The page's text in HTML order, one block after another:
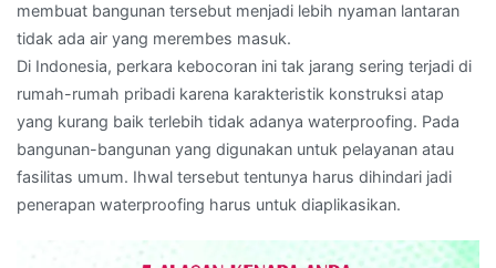
membuat bangunan tersebut menjadi lebih nyaman lantaran
tidak ada air yang merembes masuk.
Di Indonesia, perkara kebocoran ini tak jarang sering terjadi di
rumah-rumah pribadi karena karakteristik konstruksi atap
yang kurang baik terlebih tidak adanya waterproofing. Pada
bangunan-bangunan yang digunakan untuk pelayanan atau
fasilitas umum. Ihwal tersebut tentunya harus dihindari jadi
penerapan waterproofing harus untuk diaplikasikan.